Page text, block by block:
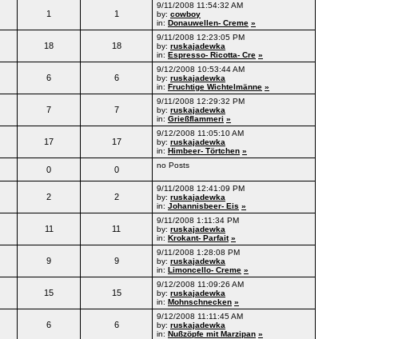
1 1
9/11/2008 11:54:32 AM
by: cowboy
in: Donauwellen- Creme »
18 18
9/11/2008 12:23:05 PM
by: ruskajadewka
in: Espresso- Ricotta- Cre »
6 6
9/12/2008 10:53:44 AM
by: ruskajadewka
in: Fruchtige Wichtelmänne »
7 7
9/11/2008 12:29:32 PM
by: ruskajadewka
in: Grießflammeri »
17 17
9/12/2008 11:05:10 AM
by: ruskajadewka
in: Himbeer- Törtchen »
0 0 no Posts
2 2
9/11/2008 12:41:09 PM
by: ruskajadewka
in: Johannisbeer- Eis »
11 11
9/11/2008 1:11:34 PM
by: ruskajadewka
in: Krokant- Parfait »
9 9
9/11/2008 1:28:08 PM
by: ruskajadewka
in: Limoncello- Creme »
15 15
9/12/2008 11:09:26 AM
by: ruskajadewka
in: Mohnschnecken »
6 6
9/12/2008 11:11:45 AM
by: ruskajadewka
in: Nußzöpfe mit Marzipan »